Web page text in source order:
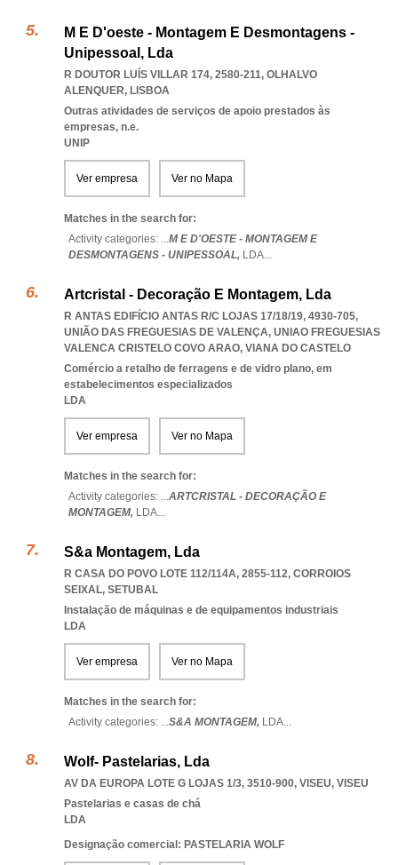
M E D'oeste - Montagem E Desmontagens -
Unipessoal, Lda
R DOUTOR LUÍS VILLAR 174, 2580-211, OLHALVO
ALENQUER, LISBOA
Outras atividades de serviços de apoio prestados às
empresas, n.e.
UNIP
Ver empresa Ver no Mapa
Matches in the search for:
Activity categories: ...M E D'OESTE - MONTAGEM E
DESMONTAGENS - UNIPESSOAL, LDA...
Artcristal - Decoração E Montagem, Lda
R ANTAS EDIFÍCIO ANTAS R/C LOJAS 17/18/19, 4930-705,
UNIÃO DAS FREGUESIAS DE VALENÇA, UNIAO FREGUESIAS
VALENCA CRISTELO COVO ARAO, VIANA DO CASTELO
Comércio a retalho de ferragens e de vidro plano, em
estabelecimentos especializados
LDA
Ver empresa Ver no Mapa
Matches in the search for:
Activity categories: ...ARTCRISTAL - DECORAÇÃO E
MONTAGEM, LDA...
S&a Montagem, Lda
R CASA DO POVO LOTE 112/114A, 2855-112, CORROIOS
SEIXAL, SETUBAL
Instalação de máquinas e de equipamentos industriais
LDA
Ver empresa Ver no Mapa
Matches in the search for:
Activity categories: ...S&A MONTAGEM, LDA...
Wolf- Pastelarias, Lda
AV DA EUROPA LOTE G LOJAS 1/3, 3510-900, VISEU, VISEU
Pastelarias e casas de chá
LDA
Designação comercial: PASTELARIA WOLF